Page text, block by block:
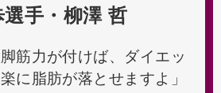
手・柳澤 哲
脚筋力が付けば、ダイエッ
に脂肪が落とせますよ」